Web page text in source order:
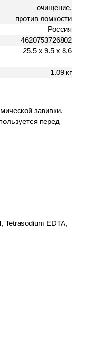
очищение,
против ломкости
Россия
4620753726802
25.5 х 9.5 х 8.6
1.09 кг
завивки,
перед
Tetrasodium EDTA,